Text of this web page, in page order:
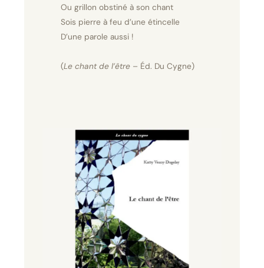
Ou grillon obstiné à son chant
Sois pierre à feu d’une étincelle
D’une parole aussi !
(Le chant de l’être– Éd. Du Cygne)